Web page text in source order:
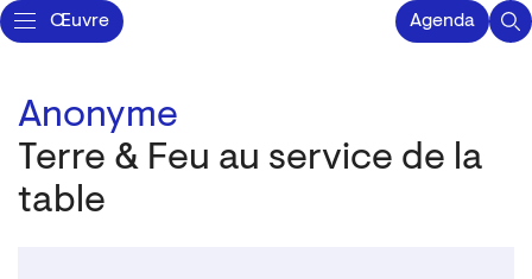
Œuvre Agenda
Anonyme
Terre & Feu au service de la
table